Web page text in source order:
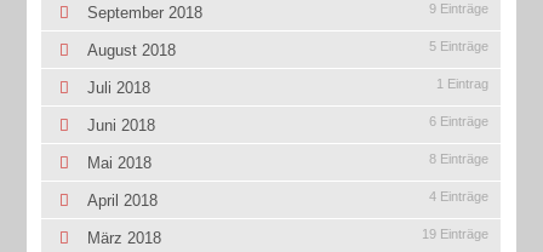
September 2018 9 Einträge
August 2018 5 Einträge
Juli 2018 1 Eintrag
Juni 2018 6 Einträge
Mai 2018 8 Einträge
April 2018 4 Einträge
März 2018 19 Einträge